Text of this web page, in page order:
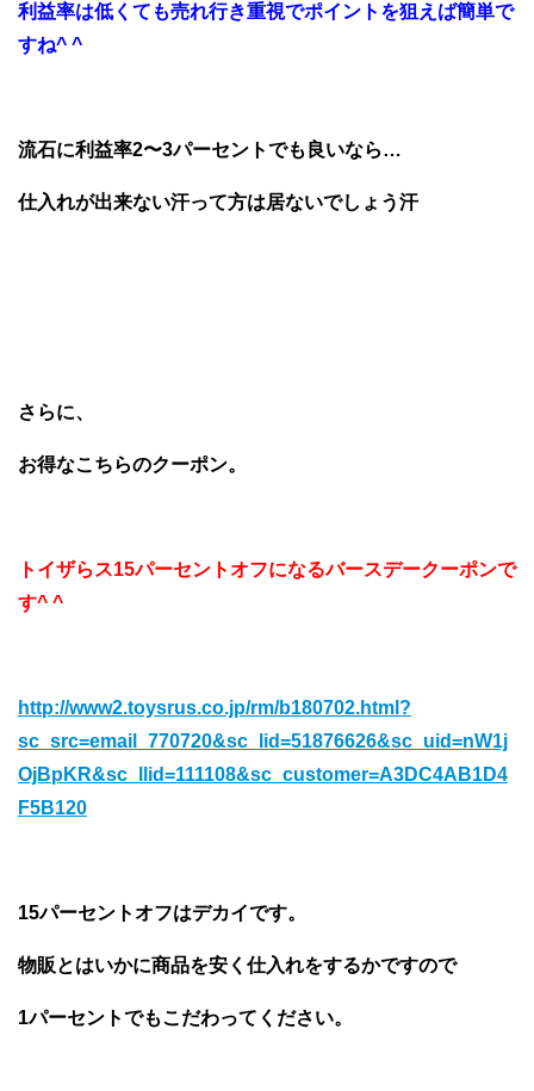
利益率は低くても売れ行き重視でポイントを狙えば簡単で
すね^ ^
流石に利益率2〜3パーセントでも良いなら…
仕入れが出来ない汗って方は居ないでしょう汗
さらに、
お得なこちらのクーポン。
トイザらス15パーセントオフになるバースデークーポンで
す^ ^
http://www2.toysrus.co.jp/rm/b180702.html?
sc_src=email_770720&sc_lid=51876626&sc_uid=nW1j
OjBpKR&sc_llid=111108&sc_customer=A3DC4AB1D4
F5B120
15パーセントオフはデカイです。
物販とはいかに商品を安く仕入れをするかですので
1パーセントでもこだわってください。